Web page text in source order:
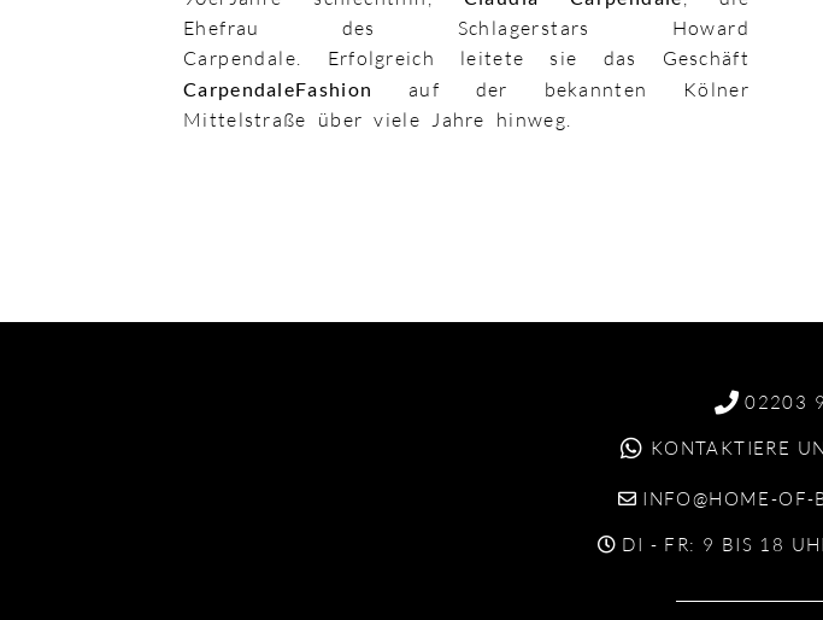
Ehefrau des Schlagerstars Howard
Carpendale. Erfolgreich leitete sie das Geschäft
CarpendaleFashion
auf der bekannten Kölner
Mittelstraße über viele Jahre hinweg.
02203
KONTAKTIERE
INFO@HOME-OF-
DI - FR: 9 BIS 18